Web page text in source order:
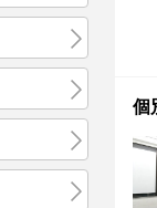
個